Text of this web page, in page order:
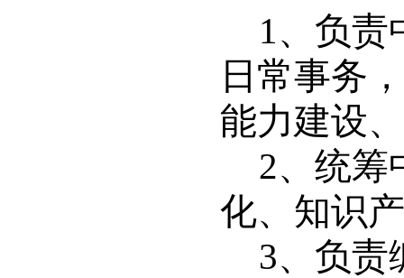
1、负责
日常事务
能力建设
2、统筹
化、知识
3、负责